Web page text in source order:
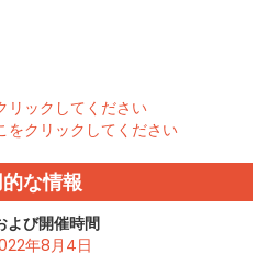
リックしてください
をクリックしてください
な情報
よび開催時間
年8月4日